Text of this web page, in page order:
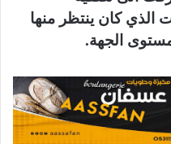
الذي كان ينتظر منها
الجهة.